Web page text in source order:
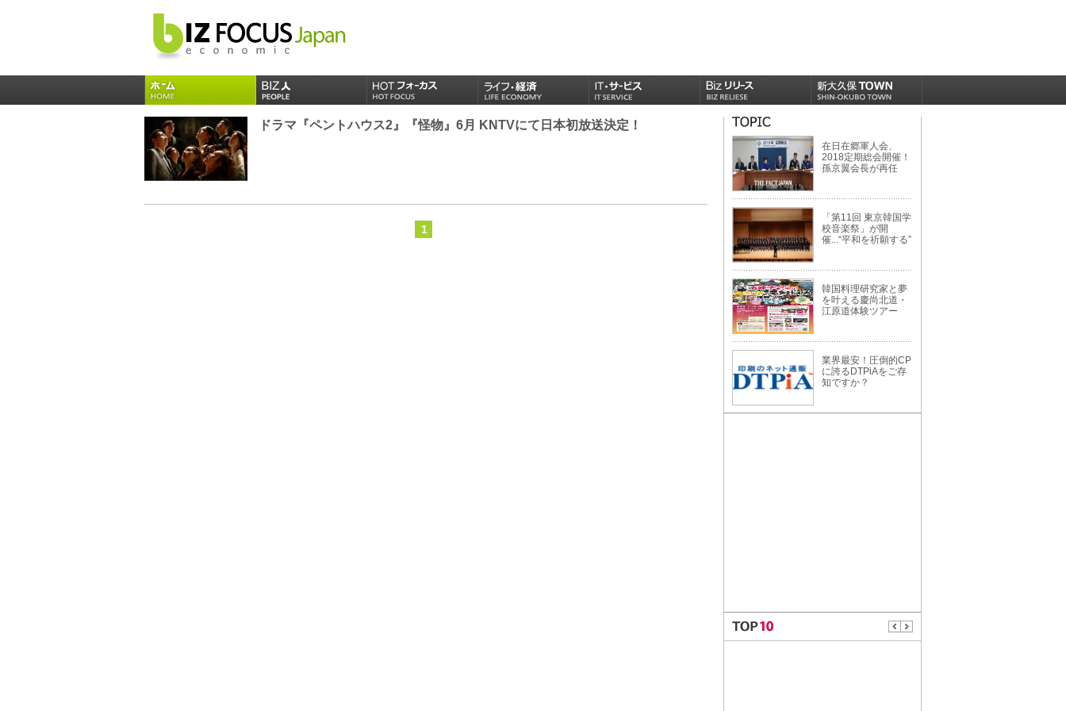
ドラマ『ペントハウス2』『怪物』6月 KNTVにて日本初放送決定！
1
在日在郷軍人会、
2018定期総会開催！
孫京翼会長が再任
「第11回 東京韓国学
校音楽祭」が開
催...“平和を祈願する”
韓国料理研究家と夢
を叶える慶尚北道・
江原道体験ツアー
業界最安！圧倒的CP
に誇るDTPiAをご存
知ですか？